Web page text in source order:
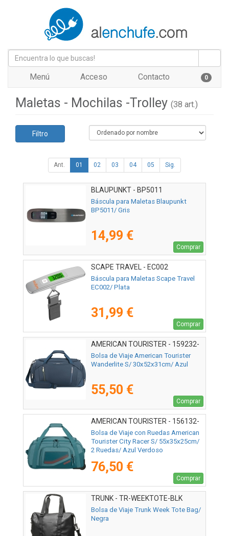
Menú Acceso Contacto 0
Maletas - Mochilas -Trolley (38 art.)
Filtro
Ant. 01 02 03 04 05 Sig.
BLAUPUNKT - BP5011
Báscula para Maletas Blaupunkt
BP5011/ Gris
14,99 €
Comprar
SCAPE TRAVEL - EC002
Báscula para Maletas Scape Travel
EC002/ Plata
31,99 €
Comprar
AMERICAN TOURISTER - 159232-
1265
Bolsa de Viaje American Tourister
Wanderlite S/ 30x52x31cm/ Azul
55,50 €
Comprar
AMERICAN TOURISTER - 156132-
4828
Bolsa de Viaje con Ruedas American
Tourister City Racer S/ 55x35x25cm/
2 Ruedas/ Azul Verdoso
76,50 €
Comprar
TRUNK - TR-WEEKTOTE-BLK
Bolsa de Viaje Trunk Week Tote Bag/
Negra